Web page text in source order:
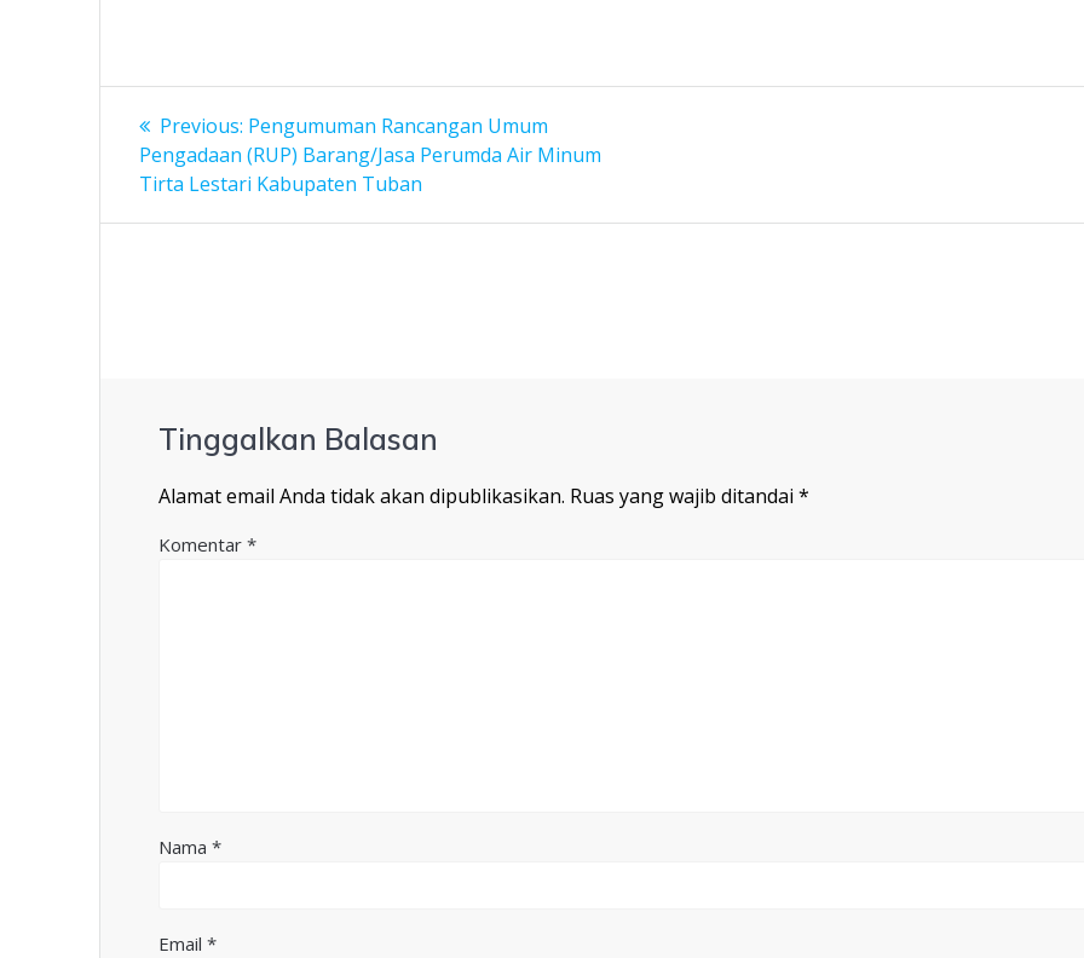
Navigasi
pos
Previous: Previous
post:
Pengumuman Rancangan Umum
Pengadaan (RUP) Barang/Jasa Perumda Air Minum
Tirta Lestari Kabupaten Tuban
Tinggalkan Balasan
Alamat email Anda tidak akan dipublikasikan. Ruas yang wajib ditandai*
Komentar*
Nama*
Email*